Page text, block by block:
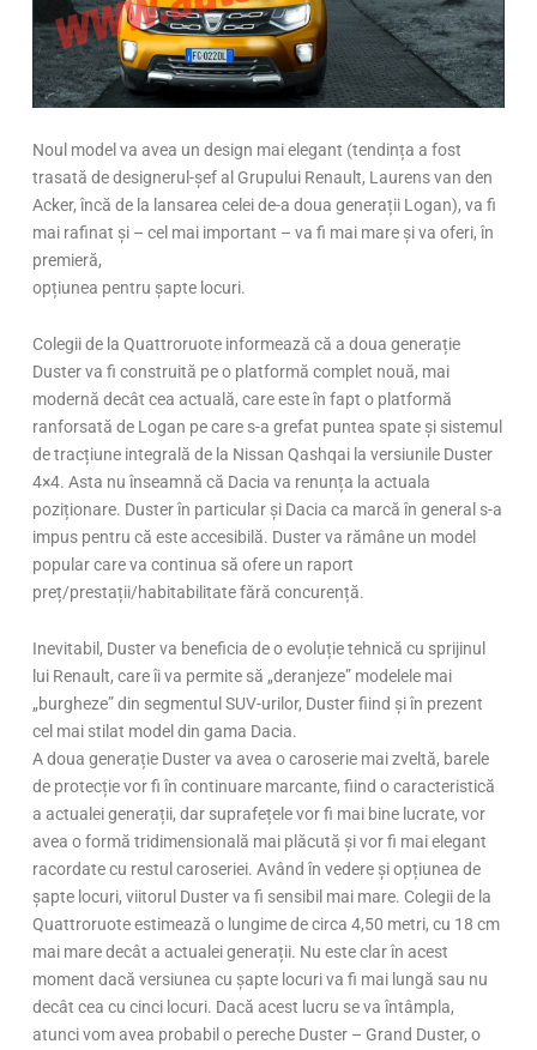
Noul model va avea un design mai elegant (tendința a fost
trasată de designerul-șef al Grupului Renault, Laurens van den
Acker, încă de la lansarea celei de-a doua generații Logan), va fi
mai rafinat și – cel mai important – va fi mai mare și va oferi, în
premieră,
opțiunea pentru șapte locuri.
Colegii de la Quattroruote informează că a doua generație
Duster va fi construită pe o platformă complet nouă, mai
modernă decât cea actuală, care este în fapt o platformă
ranforsată de Logan pe care s-a grefat puntea spate și sistemul
de tracțiune integrală de la Nissan Qashqai la versiunile Duster
4×4. Asta nu înseamnă că Dacia va renunța la actuala
poziționare. Duster în particular și Dacia ca marcă în general s-a
impus pentru că este accesibilă. Duster va rămâne un model
popular care va continua să ofere un raport
preț/prestații/habitabilitate fără concurență.
Inevitabil, Duster va beneficia de o evoluție tehnică cu sprijinul
lui Renault, care îi va permite să „deranjeze” modelele mai
„burgheze” din segmentul SUV-urilor, Duster fiind și în prezent
cel mai stilat model din gama Dacia.
A doua generație Duster va avea o caroserie mai zveltă, barele
de protecție vor fi în continuare marcante, fiind o caracteristică
a actualei generații, dar suprafețele vor fi mai bine lucrate, vor
avea o formă tridimensională mai plăcută și vor fi mai elegant
racordate cu restul caroseriei. Având în vedere și opțiunea de
șapte locuri, viitorul Duster va fi sensibil mai mare. Colegii de la
Quattroruote estimează o lungime de circa 4,50 metri, cu 18 cm
mai mare decât a actualei generații. Nu este clar în acest
moment dacă versiunea cu șapte locuri va fi mai lungă sau nu
decât cea cu cinci locuri. Dacă acest lucru se va întâmpla,
atunci vom avea probabil o pereche Duster – Grand Duster, o